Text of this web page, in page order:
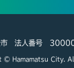
市 法人番号
© Hamamatsu City.